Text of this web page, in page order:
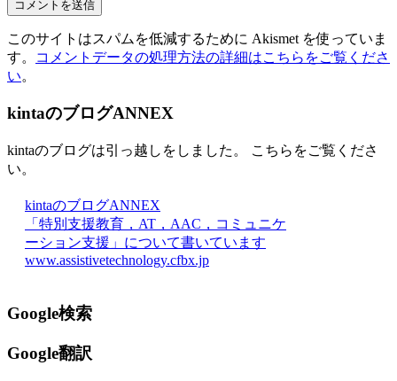
このサイトはスパムを低減するために Akismet を使っていま
す。
コメントデータの処理方法の詳細はこちらをご覧くださ
い。
kintaのブログANNEX
kintaのブログは引っ越しをしました。 こちらをご覧くださ
い。
kintaのブログANNEX
「特別支援教育，AT，AAC，コミュニケ
ーション支援」について書いています
www.assistivetechnology.cfbx.jp
Google検索
Google翻訳